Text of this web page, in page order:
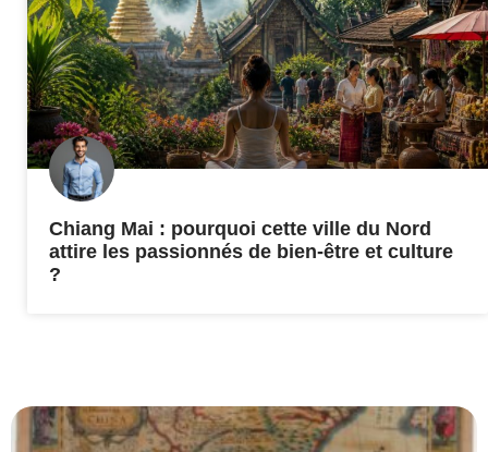
Chiang Mai : pourquoi cette ville du Nord
attire les passionnés de bien-être et culture
?